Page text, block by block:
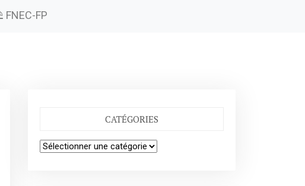
FNEC-FP
CATÉGORIES
Catégories